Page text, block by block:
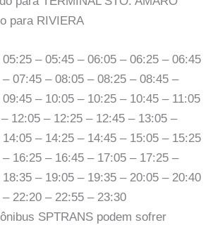
para RIVIERA
– 05:45 – 06:05 – 06:25 – 06:45
07:45 – 08:05 – 08:25 – 08:45 –
– 10:05 – 10:25 – 10:45 – 11:05
12:05 – 12:25 – 12:45 – 13:05 –
– 14:25 – 14:45 – 15:05 – 15:25
16:25 – 16:45 – 17:05 – 17:25 –
– 19:05 – 19:35 – 20:05 – 20:40
22:20 – 22:55 – 23:30
SPTRANS podem sofrer